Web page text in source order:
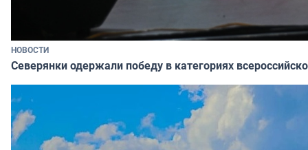
НОВОСТИ
Северянки одержали победу в категориях